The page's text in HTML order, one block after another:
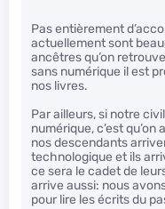
Pas entièrement
actuellement sont
ancêtres qu’on
sans numérique il est
nos livres.
Par ailleurs, si notre
numérique, c’est
nos descendants
technologique et ils
ce sera le cadet de
arrive aussi: nous
pour lire les écrits du